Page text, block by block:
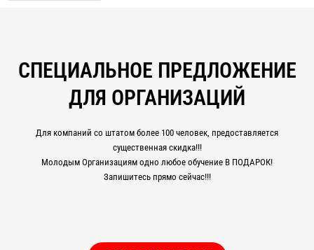
СПЕЦИАЛЬНОЕ ПРЕДЛОЖЕНИЕ
ДЛЯ ОРГАНИЗАЦИЙ
Для компаний со штатом более 100 человек, предоставляется
существенная скидка!!!
Молодым Организациям одно любое обучение В ПОДАРОК!
Запишитесь прямо сейчас!!!